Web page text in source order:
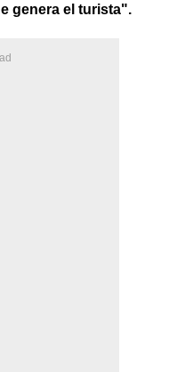
genera el turista".